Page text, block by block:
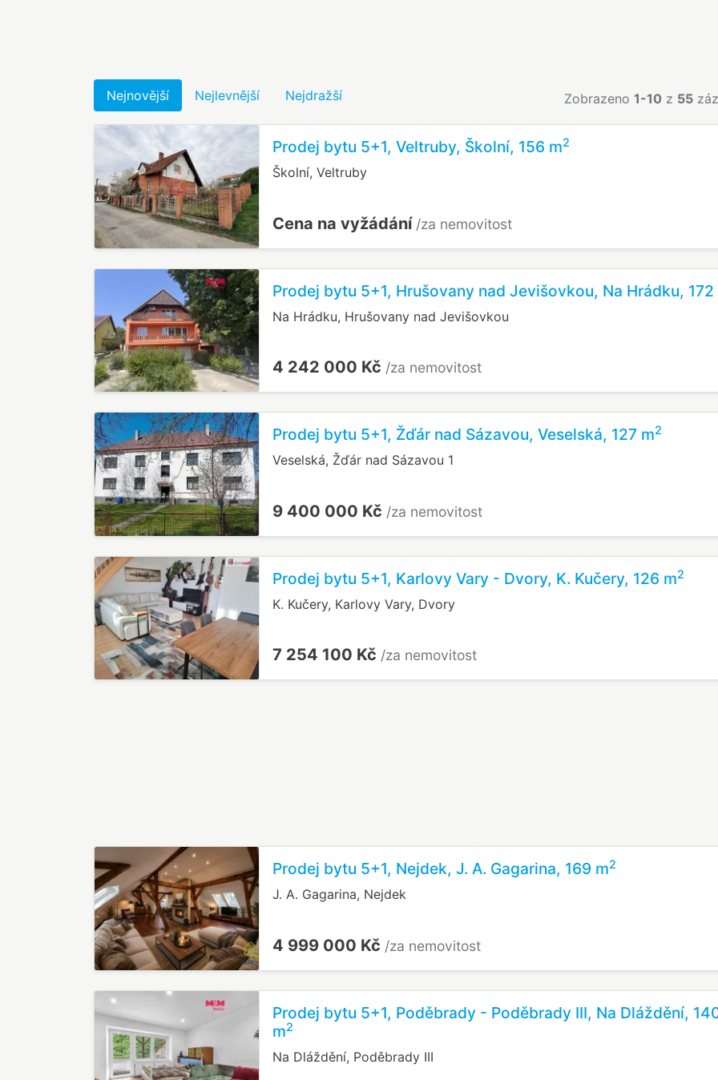
Nejnovější Nejlevnější Nejdražší Zobrazeno 1-10 z 55
Prodej bytu 5+1, Veltruby, Školní, 156 m2
Školní, Veltruby
Cena na vyžádání /za nemovitost
Prodej bytu 5+1, Hrušovany nad Jevišovkou, Na Hrádku, 172
Na Hrádku, Hrušovany nad Jevišovkou
4 242 000 Kč /za nemovitost
Prodej bytu 5+1, Žďár nad Sázavou, Veselská, 127 m2
Veselská, Žďár nad Sázavou 1
9 400 000 Kč /za nemovitost
Prodej bytu 5+1, Karlovy Vary - Dvory, K. Kučery, 126 m2
K. Kučery, Karlovy Vary, Dvory
7 254 100 Kč /za nemovitost
Prodej bytu 5+1, Nejdek, J. A. Gagarina, 169 m2
J. A. Gagarina, Nejdek
4 999 000 Kč /za nemovitost
Prodej bytu 5+1, Poděbrady - Poděbrady III, Na Dláždění,
m2
Na Dláždění, Poděbrady III